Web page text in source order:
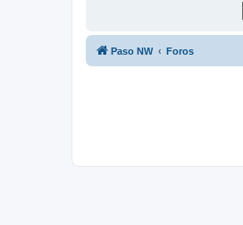
Paso NW Foros